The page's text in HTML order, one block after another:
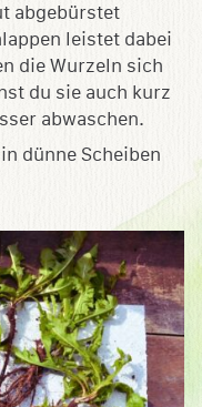
abgebürstet
leistet dabei
die Wurzeln sich
du sie auch kurz
abwaschen.
dünne Scheiben